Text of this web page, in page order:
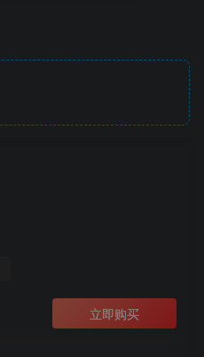
立即购买